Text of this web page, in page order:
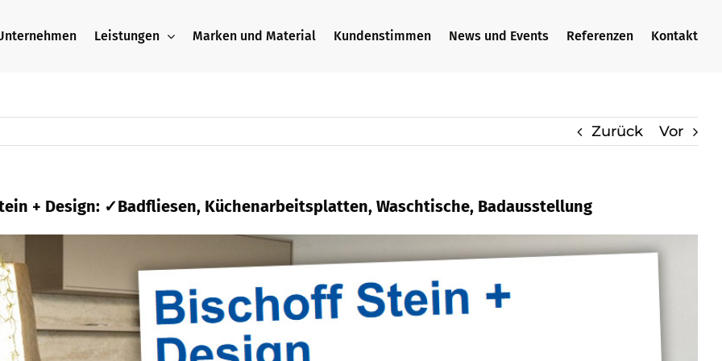
Leistungen Marken und Material Kundenstimmen News und Events Referenzen Kontakt
Zurück Vor
+ Design: ✓Badfliesen, Küchenarbeitsplatten, Waschtische, Badausstellung
Friedrichshall zu Naturstein und ✓Badfliese, Waschtische, Küchenarbeitsplatte,
Steinmetz & Natursteinbauer bietet ✓Badfliese, ✓Küchenarbeitsplatte, ✓Naturstein,
Bad Friedrichshall. Hoffentlich sehen wir uns bald ✉.